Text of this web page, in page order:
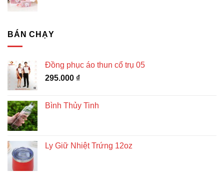
BÁN CHẠY
Đồng phục áo thun cổ trụ 05
295.000 ₫
Bình Thủy Tinh
Ly Giữ Nhiệt Trứng 12oz